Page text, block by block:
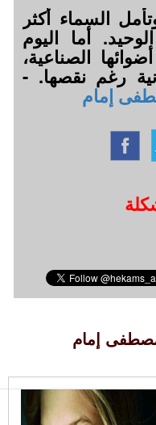
السماء أكثر
أما اليوم
الصناعية،
رغم نقصها. -
إمام
إمام